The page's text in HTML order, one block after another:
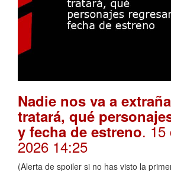
Nadie nos va a
tratará, qué
y fecha de estreno. 15
2026 14:25
(Alerta de spoiler si no has visto la